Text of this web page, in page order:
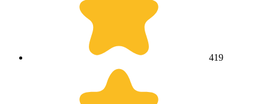
419